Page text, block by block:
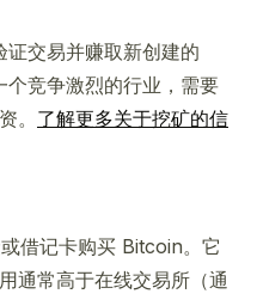
交易并赚取新创建的
竞争激烈的行业，需要
。 了解更多关于挖矿的信
借记卡购买 Bitcoin。它
通常高于在线交易所（通